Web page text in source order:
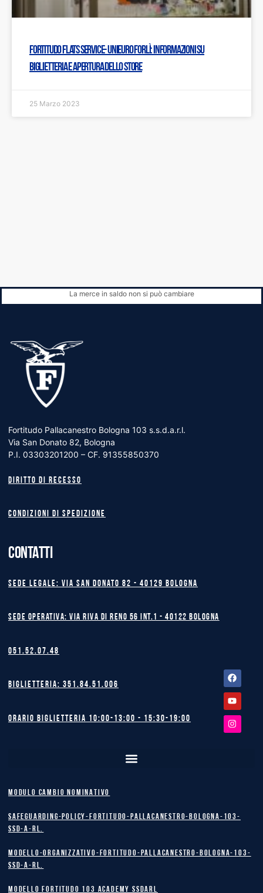
Fortitudo Flats Service- Unieuro Forlì: Informazioni su
biglietteria e apertura dello Store
25 Marzo 2023
Facebook
Youtube
Instagram
La merce in saldo non si può cambiare
Fortitudo Pallacanestro Bologna 103 s.s.d.a.r.l.
Via San Donato 82, Bologna
P.I. 03303201200 – CF. 91355850370
Diritto di recesso
Condizioni di spedizione
CONTATTI
Sede legale: Via San Donato 82 - 40129 BOLOGNA
Sede operativa: Via Riva di Reno 56 int.1 - 40122 BOLOGNA
051.52.07.48
Biglietteria: 351.84.51.006
Orario biglietteria 10:00-13:00 - 15:30-19:00
MODULO CAMBIO NOMINATIVO
safeguarding-policy-Fortitudo-Pallacanestro-Bologna-103-
SSD-A-RL.
Modello-Organizzativo-Fortitudo-Pallacanestro-Bologna-103-
SSD-A-RL.
MODELLO FORTITUDO 103 ACADEMY SSDARL